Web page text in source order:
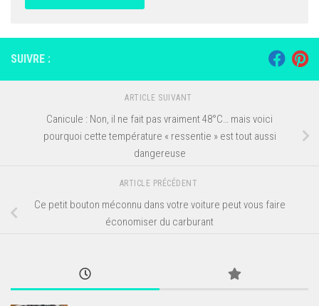
SUIVRE :
ARTICLE SUIVANT
Canicule : Non, il ne fait pas vraiment 48°C… mais voici
pourquoi cette température « ressentie » est tout aussi
dangereuse
ARTICLE PRÉCÉDENT
Ce petit bouton méconnu dans votre voiture peut vous faire
économiser du carburant